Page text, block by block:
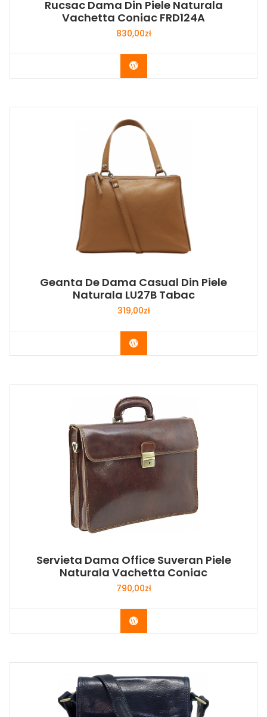
Rucsac Dama Din Piele Naturala
Vachetta Coniac FRD124A
830,00zł
Buy Now
Geanta De Dama Casual Din Piele
Naturala LU27B Tabac
319,00zł
Buy Now
Servieta Dama Office Suveran Piele
Naturala Vachetta Coniac
790,00zł
Buy Now